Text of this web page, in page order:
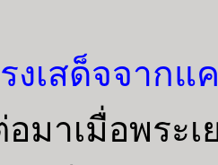
งเสด็จจาก
าเมื่อพระเ